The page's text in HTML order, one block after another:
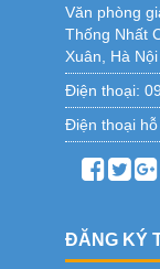
Văn phòng
Thống Nhất
Xuân, Hà Nội
Điện thoại:
Điện thoại
ĐĂNG KÝ